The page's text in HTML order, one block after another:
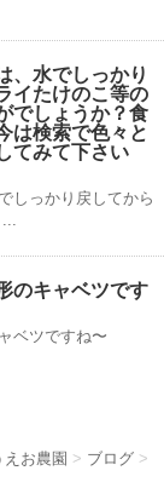
、水でしっかり
イたけのこ等の
でしょうか？食
は検索で色々と
てみて下さい
しっかり戻してから
のキャベツです
ベツですね〜
お農園 > ブログ >